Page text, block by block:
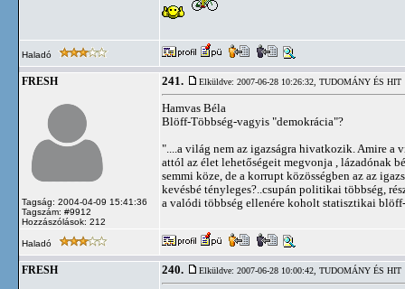
Haladó
FRESH
Tagság: 2004-04-09 15:41:36
Tagszám: #9912
Hozzászólások: 212
241. Elküldve: 2007-06-28 10:26:32, TUDOMÁNY ÉS HIT
Hamvas Béla
Blöff-Többség-vagyis "demokrácia"?
"....a világ nem az igazságra hivatkozik. Amire a
attól az élet lehetőségeit megvonja , lázadónak
semmi köze, de a korrupt közösségben az az
kevésbé tényleges?..csupán politikai többség,
a valódi többség ellenére koholt statisztikai
Haladó
FRESH 240. Elküldve: 2007-06-28 10:00:42, TUDOMÁNY ÉS HIT